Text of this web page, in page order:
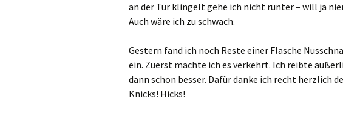
an der Tür klingelt gehe ich nicht runter – will ja
Auch wäre ich zu schwach.
Gestern fand ich noch Reste einer Flasche
ein. Zuerst machte ich es verkehrt. Ich reibte
dann schon besser. Dafür danke ich recht herzlich
Knicks! Hicks!